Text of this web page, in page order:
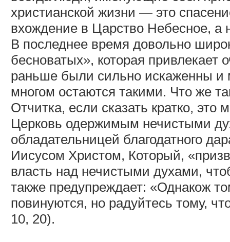
христианской жизни — это
вхождение в Царство Небесное, а
В последнее время довольно
бесноватых», которая привлекает
раньше были сильно искаженны и
многом остаются такими. Что же
Отчитка, если сказать кратко,
Церковь одержимым нечистыми
обладательницей благодатного
Иисусом Христом, Который,
власть над нечистыми духами,
также предупреждает: «Однакож
повинуются, но радуйтесь тому,
10, 20).